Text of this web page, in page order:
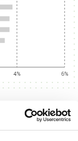
a
de juegos de